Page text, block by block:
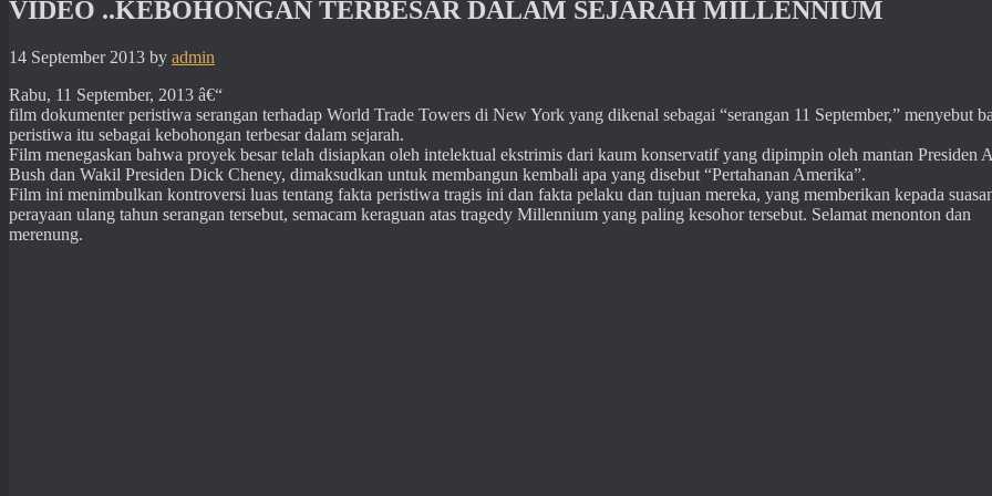
VIDEO ..KEBOHONGAN TERBESAR DALAM SEJARAH MILLENNIUM
14 September 2013 by admin
Rabu, 11 September, 2013 â€“
film dokumenter peristiwa serangan terhadap World Trade Towers di New York yang dikenal sebagai “serangan 11 September,” menyebut
peristiwa itu sebagai kebohongan terbesar dalam sejarah.
Film menegaskan bahwa proyek besar telah disiapkan oleh intelektual ekstrimis dari kaum konservatif yang dipimpin oleh mantan Presiden
Bush dan Wakil Presiden Dick Cheney, dimaksudkan untuk membangun kembali apa yang disebut “Pertahanan Amerika”.
Film ini menimbulkan kontroversi luas tentang fakta peristiwa tragis ini dan fakta pelaku dan tujuan mereka, yang memberikan kepada
perayaan ulang tahun serangan tersebut, semacam keraguan atas tragedy Millennium yang paling kesohor tersebut. Selamat menonton dan
merenung.